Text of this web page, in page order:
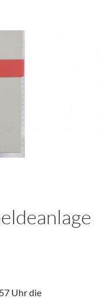
Uhr die